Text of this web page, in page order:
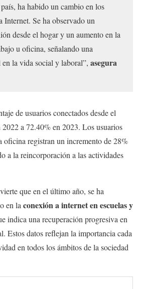
ha habido un cambio en los
Internet. Se ha observado un
desde el hogar y un aumento en la
u oficina, señalando una
la vida social y laboral”, asegura
de usuarios conectados desde el
a 72.40% en 2023. Los usuarios
oficina registran un incremento de 28%
a la reincorporación a las actividades
que en el último año, se ha
en la conexión a internet en escuelas y
indica una recuperación progresiva en
Estos datos reflejan la importancia cada
en todos los ámbitos de la sociedad